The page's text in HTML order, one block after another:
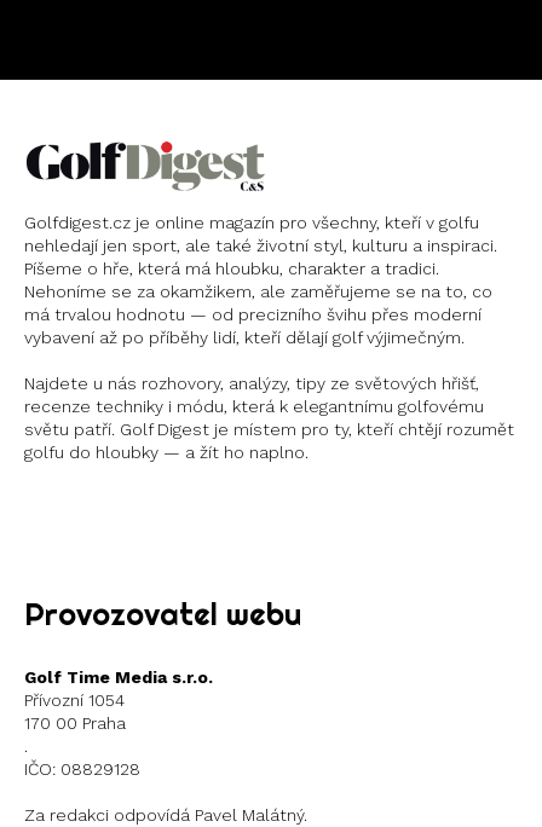
Golfdigest.cz je online magazín pro všechny, kteří v golfu
nehledají jen sport, ale také životní styl, kulturu a inspiraci.
Píšeme o hře, která má hloubku, charakter a tradici.
Nehoníme se za okamžikem, ale zaměřujeme se na to, co
má trvalou hodnotu — od precizního švihu přes moderní
vybavení až po příběhy lidí, kteří dělají golf výjimečným.
Najdete u nás rozhovory, analýzy, tipy ze světových hřišť,
recenze techniky i módu, která k elegantnímu golfovému
světu patří. Golf Digest je místem pro ty, kteří chtějí rozumět
golfu do hloubky — a žít ho naplno.
Provozovatel webu
Golf Time Media s.r.o.
Přívozní 1054
170 00 Praha
.
IČO: 08829128
Za redakci odpovídá Pavel Malátný.